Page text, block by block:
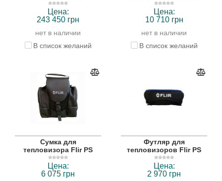
Цена:
243 450 грн
нет в наличии
В список желаний
Цена:
10 710 грн
нет в наличии
В список желаний
Сумка для
тепловизора Flir PS
Цена:
6 075 грн
Футляр для
тепловизоров Flir PS
Цена:
2 970 грн